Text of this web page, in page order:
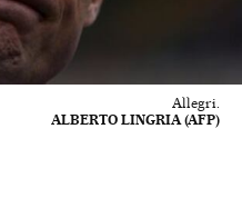
Allegri.
ALBERTO LINGRIA (AFP)